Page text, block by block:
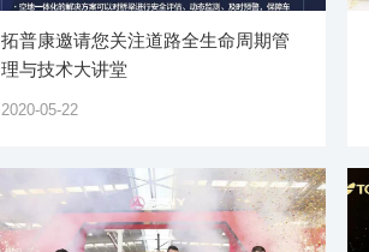
拓普康邀请您关注道路全生命周期管
理与技术大讲堂
2020-05-22